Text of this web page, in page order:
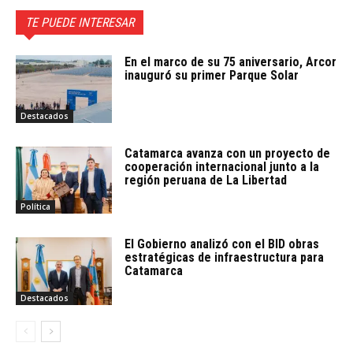
TE PUEDE INTERESAR
Destacados
En el marco de su 75 aniversario, Arcor
inauguró su primer Parque Solar
Política
Catamarca avanza con un proyecto de
cooperación internacional junto a la
región peruana de La Libertad
Destacados
El Gobierno analizó con el BID obras
estratégicas de infraestructura para
Catamarca